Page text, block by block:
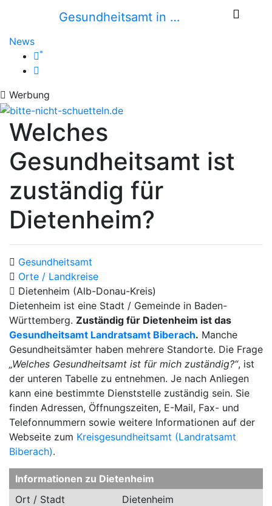
Gesundheitsamt in …
News
*
Werbung
Welches
Gesundheitsamt ist
zuständig für
Dietenheim?
Gesundheitsamt
Orte / Landkreise
Dietenheim (Alb-Donau-Kreis)
Dietenheim ist eine Stadt / Gemeinde in Baden-
Württemberg. Zuständig für Dietenheim ist das
Gesundheitsamt Landratsamt Biberach. Manche
Gesundheitsämter haben mehrere Standorte. Die Frage
„Welches Gesundheitsamt ist für mich zuständig?“, ist
der unteren Tabelle zu entnehmen. Je nach Anliegen
kann eine bestimmte Dienststelle zuständig sein. Sie
finden Adressen, Öffnungszeiten, E-Mail, Fax- und
Telefonnummern sowie weitere Informationen auf der
Webseite zum Kreisgesundheitsamt (Landratsamt
Biberach).
Informationen zu Dietenheim
Ort / Stadt
Dietenheim